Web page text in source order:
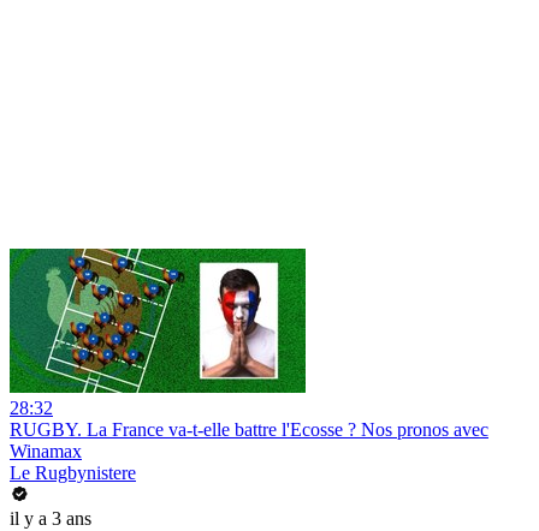
28:32
RUGBY. La France va-t-elle battre l'Ecosse ? Nos pronos avec
Winamax
Le Rugbynistere
il y a 3 ans